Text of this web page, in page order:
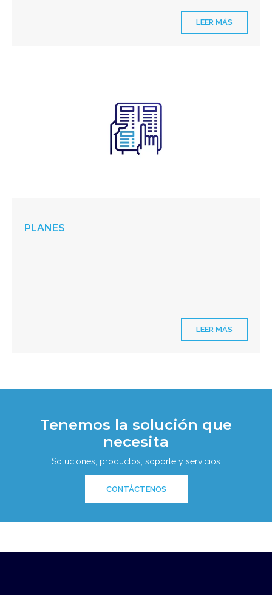
LEER MÁS
PLANES
LEER MÁS
Tenemos la solución que
necesita
Soluciones, productos, soporte y servicios
CONTÁCTENOS